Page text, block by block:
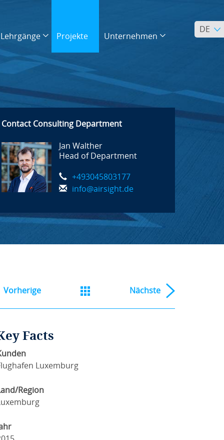
Lehrgänge Projekte Unternehmen
DE
Contact Consulting Department
Jan Walther
Head of Department
+493045803177
info@airsight.de
Vorherige Nächste
Facts
Luxemburg
Region